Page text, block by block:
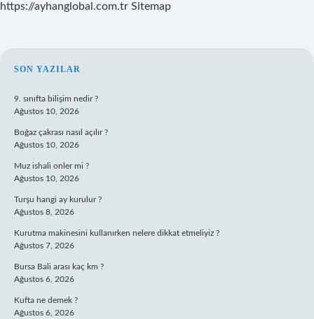
https://ayhanglobal.com.tr Sitemap
SIDEBAR
SON YAZILAR
9. sınıfta bilişim nedir ?
Ağustos 10, 2026
Boğaz çakrası nasıl açılır ?
Ağustos 10, 2026
Muz ishali onler mi ?
Ağustos 10, 2026
Turşu hangi ay kurulur ?
Ağustos 8, 2026
Kurutma makinesini kullanırken nelere dikkat etmeliyiz ?
Ağustos 7, 2026
Bursa Bali arası kaç km ?
Ağustos 6, 2026
Kufta ne demek ?
Ağustos 6, 2026